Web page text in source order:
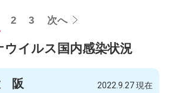
2 3 次へ
ウイルス国内感染状況
阪 2022.9.27 現在